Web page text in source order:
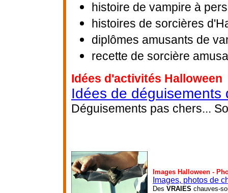
histoire de vampire à
histoires de sorcières
diplômes amusants de
recette de sorcière
Idées d'activités Halloween
Idées de déguisements
Déguisements pas chers...
Images Halloween -
Images, photos de
Des VRAIES chauves-